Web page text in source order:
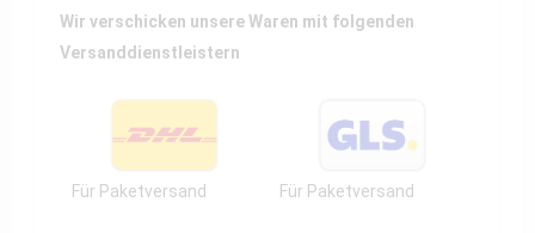
Wir verschicken unsere Waren mit folgenden
Versanddienstleistern
Für Paketversand Für Paketversand